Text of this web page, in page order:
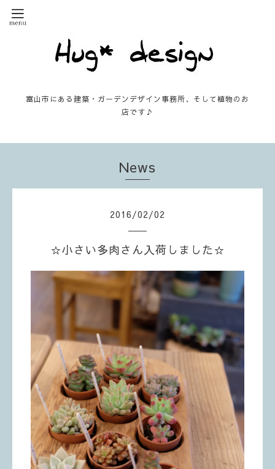
富山市にある建築・ガーデンデザイン事務所、そして植物のお
店です♪
News
2016/02/02
☆小さい多肉さん入荷しました☆